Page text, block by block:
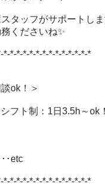
タッフがサポートしま
くださいね✨
*-*-*-*-*-*-*-*-*-*-*-*-*-*
ok！＞
フト制：1日3.5h～ok
･etc
*-*-*-*-*-*-*-*-*-*-*-*-*-*